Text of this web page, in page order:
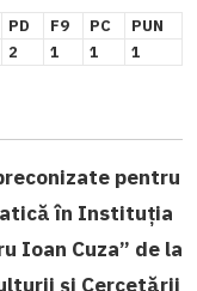
PD F9 PC
PUN
2 1 1 1
pentru
în Instituția
Ioan Cuza” de la
și Cercetării